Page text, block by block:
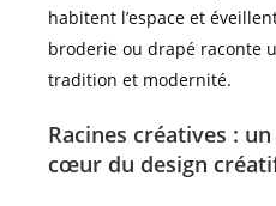
habitent l’espace et
broderie ou drapé raconte
tradition et modernité.
Racines créatives :
cœur du design